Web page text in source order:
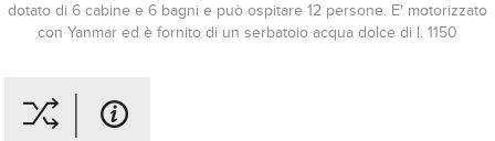
dotato di 6 cabine e 6 bagni e può ospitare 12 persone. E' motorizzato
con Yanmar ed è fornito di un serbatoio acqua dolce di l. 1150